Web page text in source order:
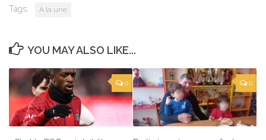
Tags: A la une
YOU MAY ALSO LIKE...
0 0